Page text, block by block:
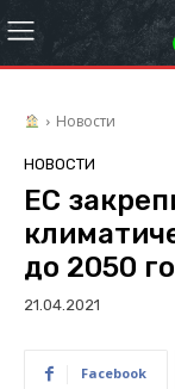
Новости
НОВОСТИ
ЕС
до 2050
21.04.2021
Facebook